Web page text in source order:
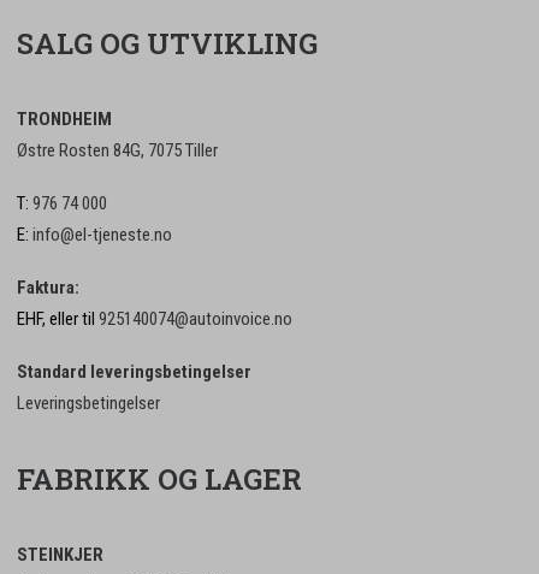
SALG OG UTVIKLING
TRONDHEIM
Østre Rosten 84G, 7075 Tiller
T: 976 74 000
E: info@el-tjeneste.no
Faktura:
EHF, eller til 925140074@autoinvoice.no
Standard leveringsbetingelser
Leveringsbetingelser
FABRIKK OG LAGER
STEINKJER